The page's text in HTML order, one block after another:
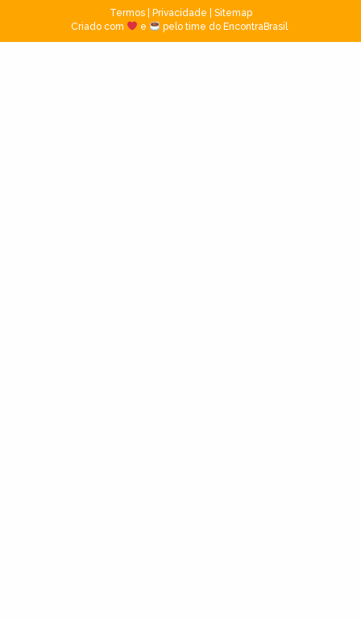
Termos| Privacidade
Sitemap
Criado com
e pelo time do EncontraBrasil